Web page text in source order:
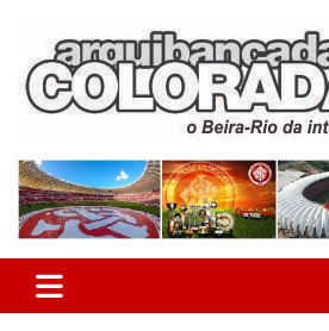
content
Arquibancada